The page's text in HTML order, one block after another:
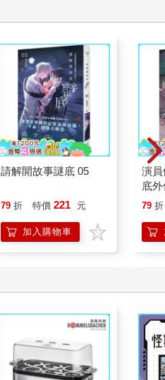
請解開故事謎底 05
79 折 特價 221 元
加入購物車
演
底
79 折